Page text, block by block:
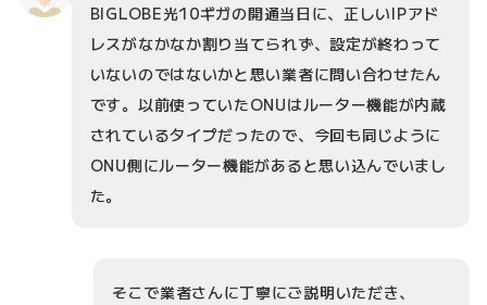
BIGLOBE光10ギガの開通当日に、正しいIPアド
レスがなかなか割り当てられず、設定が終わって
いないのではないかと思い業者に問い合わせたん
です。以前使っていたONUはルーター機能が内蔵
されているタイプだったので、今回も同じように
ONU側にルーター機能があると思い込んでいまし
た。
そこで業者さんに丁寧にご説明いただき、